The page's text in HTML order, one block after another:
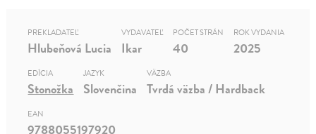
PREKLADATEĽ
Hlubeňová Lucia
VYDAVATEĽ
Ikar
POČET STRÁN
40
ROK VYDANIA
2025
EDÍCIA
Stonožka
JAZYK
Slovenčina
VÄZBA
Tvrdá väzba / Hardback
EAN
9788055197920